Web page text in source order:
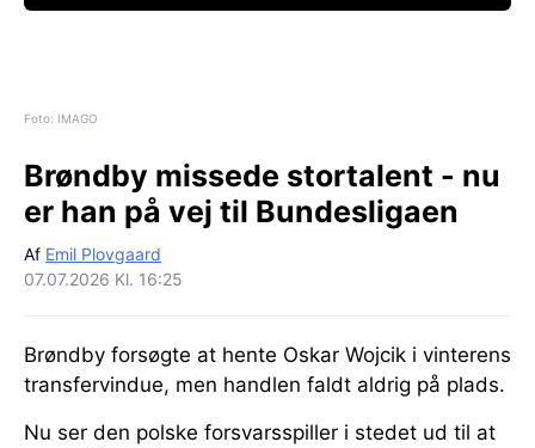
Foto: IMAGO
Brøndby missede stortalent - nu
er han på vej til Bundesligaen
Af Emil Plovgaard
07.07.2026 Kl. 16:25
Brøndby forsøgte at hente Oskar Wojcik i vinterens
transfervindue, men handlen faldt aldrig på plads.
Nu ser den polske forsvarsspiller i stedet ud til at